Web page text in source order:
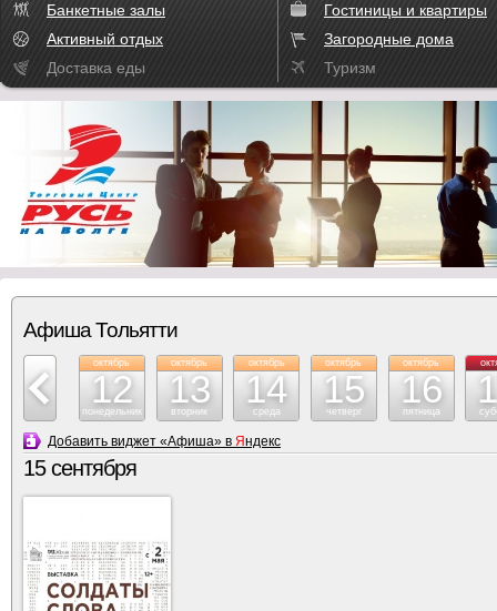
Банкетные залы
Гостиницы и квартиры
Активный отдых
Загородные дома
Доставка еды
Туризм
Афиша Тольятти
11
октябрь
12
понедельник
октябрь
13
вторник
октябрь
14
среда
октябрь
15
четверг
октябрь
16
пятница
Добавить виджет «Афиша» в Яндекс
15 сентября